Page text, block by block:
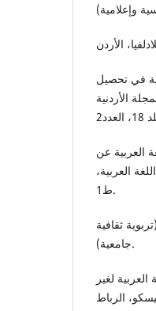
افتراضية في تحصيل
الأردنية
وآخرون (2015). تعليم اللغة العربية عن
العربية،
ط1.
(تربوية ثقافية
جامعية).
تدريس اللغة العربية لغير